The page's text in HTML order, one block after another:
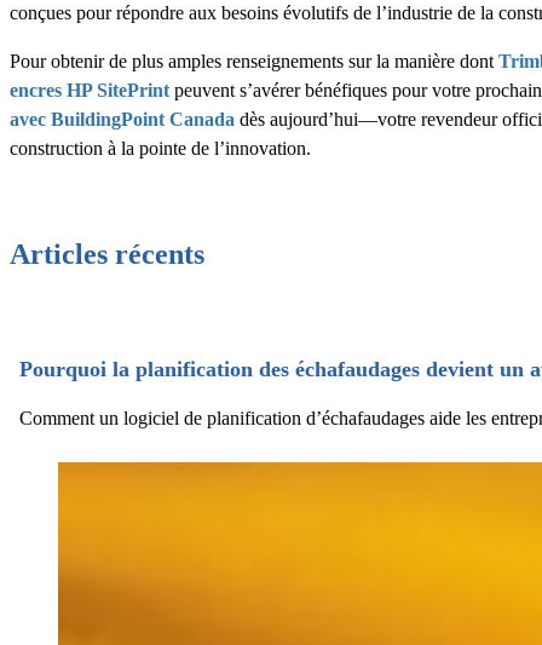
conçues pour répondre aux besoins évolutifs de l’industrie de la
Pour obtenir de plus amples renseignements sur la manière dont
encres HP SitePrintpeuvent s’avérer bénéfiques pour votre
avec BuildingPoint Canada dès aujourd’hui—votre revendeur
construction à la pointe de l’innovation.
Articles récents
Pourquoi la planification des échafaudages devient un
Comment un logiciel de planification d’échafaudages aide les